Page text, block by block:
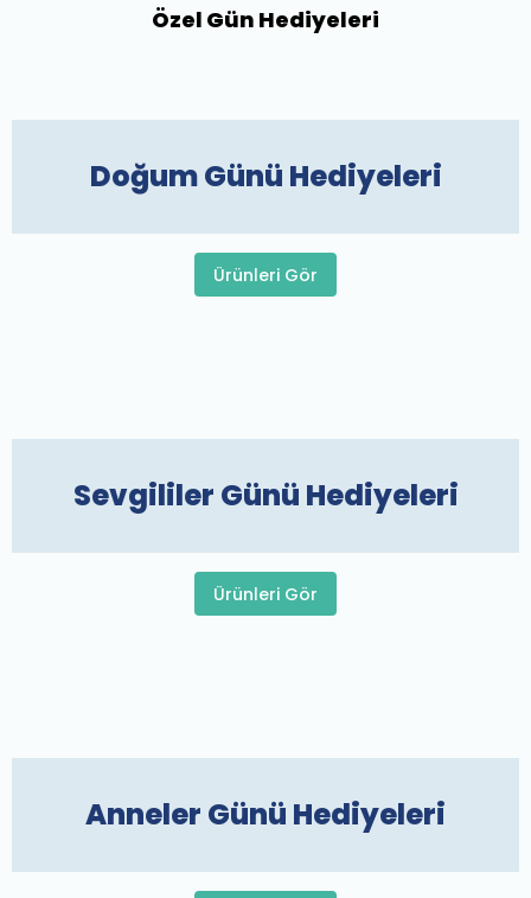
Özel Gün Hediyeleri
Doğum Günü Hediyeleri
Ürünleri Gör
Sevgililer Günü Hediyeleri
Ürünleri Gör
Anneler Günü Hediyeleri